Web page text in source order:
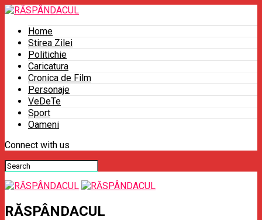
Home
Stirea Zilei
Politichie
Caricatura
Cronica de Film
Personaje
VeDeTe
Sport
Oameni
Connect with us
RĂSPÂNDACUL